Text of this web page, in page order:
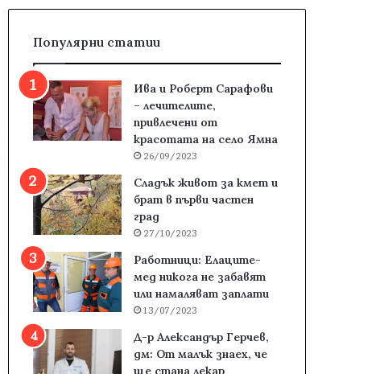
Популярни статии
Ива и Роберт Сарафови
– лечителите,
привлечени от
красотата на село Ямна
26/09/2023
Сладък живот за кмет и
брат в първи частен
град
27/10/2023
Работници: Елаците-
мед никога не забавят
или намаляват заплати
13/07/2023
Д-р Александър Герчев,
дм: От малък знаех, че
ще стана лекар